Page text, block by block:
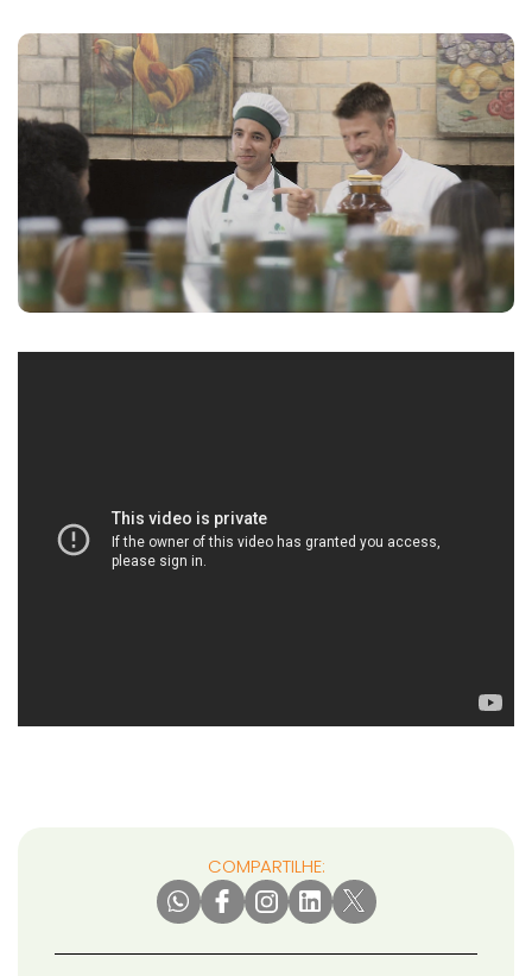
COMPARTILHE: